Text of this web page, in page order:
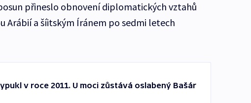
přineslo obnovení diplomatických vztahů
Arábií a šíitským Íránem po sedmi letech
v roce 2011. U moci zůstává oslabený Bašár